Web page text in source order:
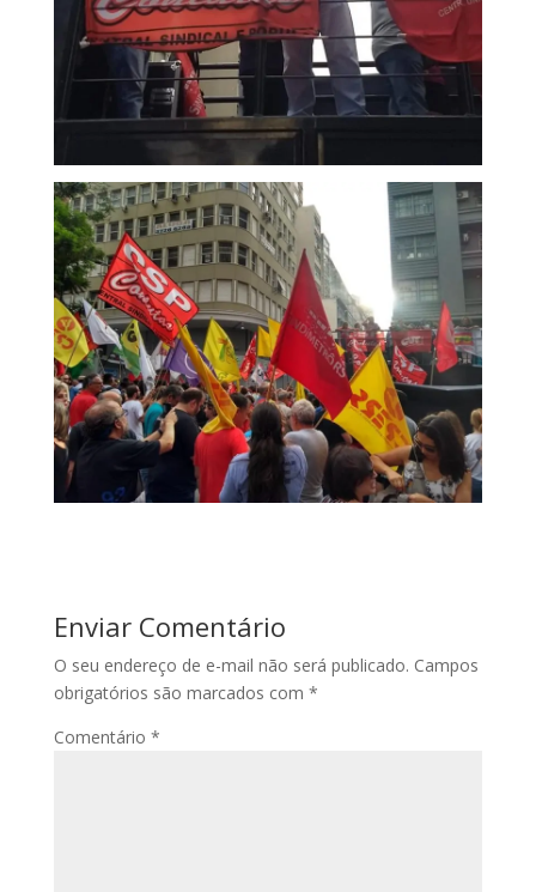
Enviar Comentário
O seu endereço de e-mail não será publicado. Campos
obrigatórios são marcados com *
Comentário *